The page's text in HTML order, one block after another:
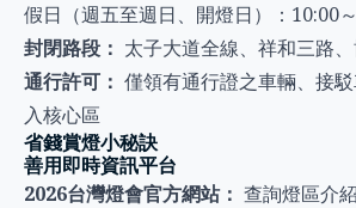
假日（週五至週日、開燈日）：10:00
封閉路段： 太子大道全線、祥和三路
通行許可： 僅領有通行證之車輛、接
入核心區
省錢賞燈小秘訣
善用即時資訊平台
2026台灣燈會官方網站： 查詢燈區介